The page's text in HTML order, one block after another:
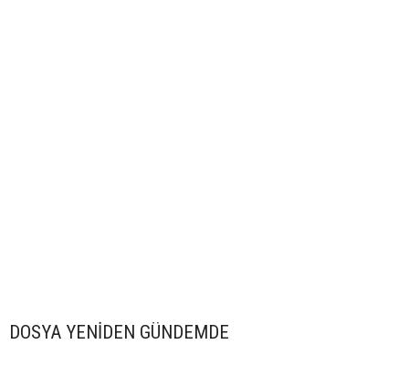
DOSYA YENİDEN GÜNDEMDE